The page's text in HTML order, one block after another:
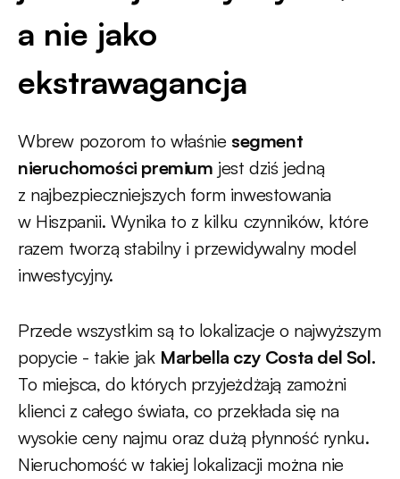
a nie jako
ekstrawagancja
Wbrew pozorom to właśnie segment
nieruchomości premium jest dziś jedną
z najbezpieczniejszych form inwestowania
w Hiszpanii. Wynika to z kilku czynników, które
razem tworzą stabilny i przewidywalny model
inwestycyjny.
Przede wszystkim są to lokalizacje o najwyższym
popycie - takie jak Marbella czy Costa del Sol.
To miejsca, do których przyjeżdżają zamożni
klienci z całego świata, co przekłada się na
wysokie ceny najmu oraz dużą płynność rynku.
Nieruchomość w takiej lokalizacji można nie